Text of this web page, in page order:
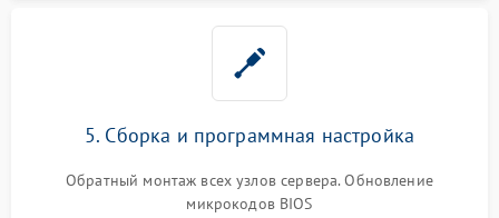
5. Сборка и программная настройка
Обратный монтаж всех узлов сервера. Обновление
микрокодов BIOS